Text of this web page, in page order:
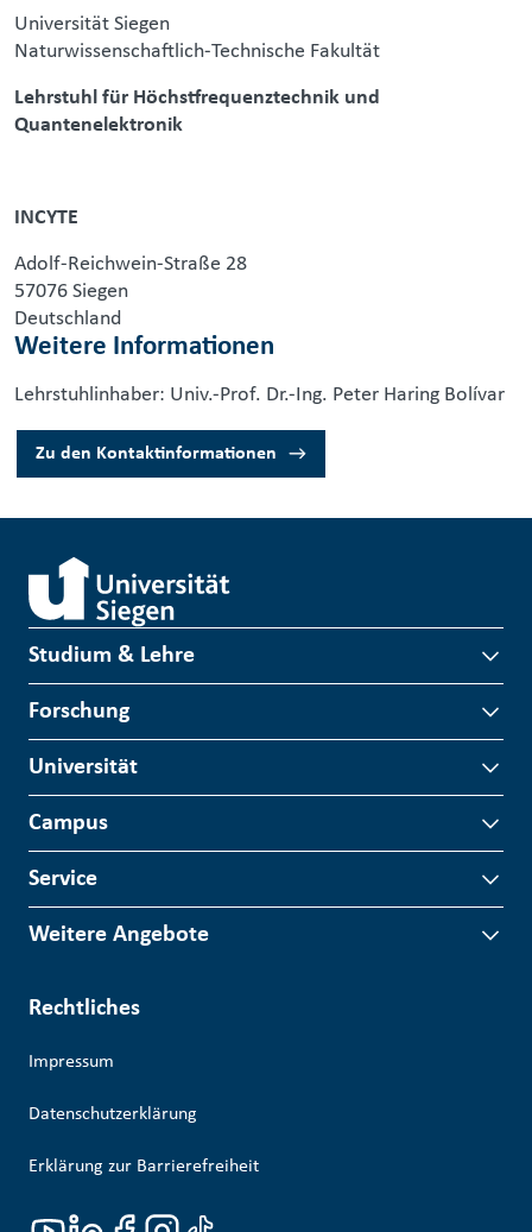
Universität Siegen
Naturwissenschaftlich-Technische Fakultät
Lehrstuhl für Höchstfrequenztechnik und
Quantenelektronik
INCYTE
Adolf-Reichwein-Straße 28
57076 Siegen
Deutschland
Weitere Informationen
Lehrstuhlinhaber: Univ.-Prof. Dr.-Ing. Peter Haring Bolívar
Zu den Kontaktinformationen
Studium & Lehre
Forschung
Universität
Campus
Service
Weitere Angebote
Rechtliches
Impressum
Datenschutzerklärung
Erklärung zur Barrierefreiheit